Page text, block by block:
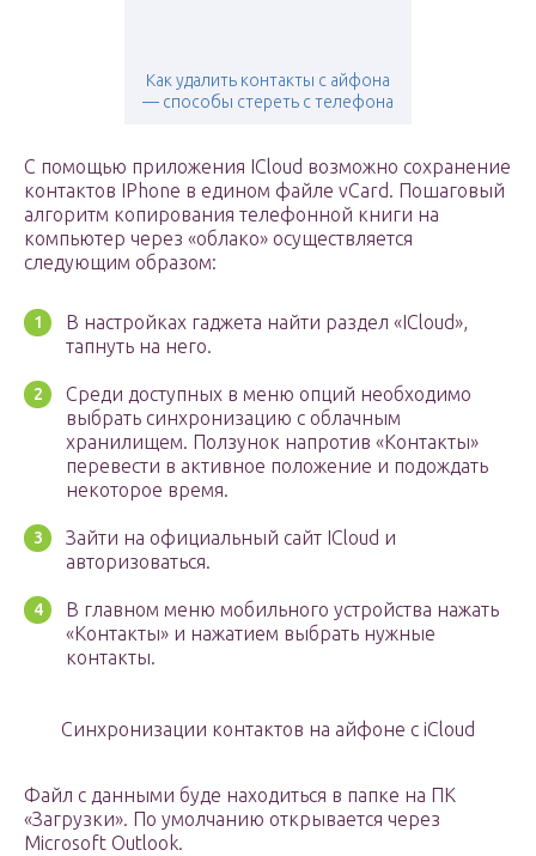
Как удалить контакты с айфона
— способы стереть с телефона
С помощью приложения ICloud возможно сохранение
контактов IPhone в едином файле vCard. Пошаговый
алгоритм копирования телефонной книги на
компьютер через «облако» осуществляется
следующим образом:
В настройках гаджета найти раздел «ICloud»,
тапнуть на него.
Среди доступных в меню опций необходимо
выбрать синхронизацию с облачным
хранилищем. Ползунок напротив «Контакты»
перевести в активное положение и подождать
некоторое время.
Зайти на официальный сайт ICloud и
авторизоваться.
В главном меню мобильного устройства нажать
«Контакты» и нажатием выбрать нужные
контакты.
Синхронизации контактов на айфоне с iCloud
Файл с данными буде находиться в папке на ПК
«Загрузки». По умолчанию открывается через
Microsoft Outlook.